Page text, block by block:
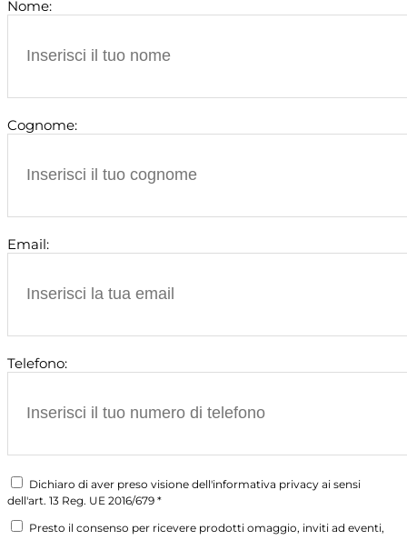
Nome:
Cognome:
Email:
Telefono:
Dichiaro di aver preso visione dell'informativa privacy ai sensi
dell'art. 13 Reg. UE 2016/679 *
Presto il consenso per ricevere prodotti omaggio, inviti ad eventi,